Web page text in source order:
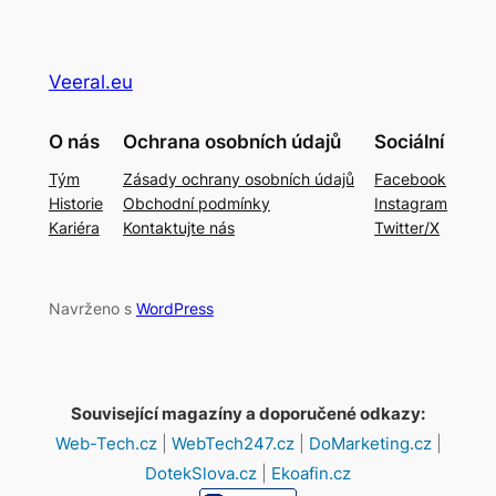
Veeral.eu
O nás
Tým
Historie
Kariéra
Ochrana osobních údajů
Zásady ochrany osobních údajů
Obchodní podmínky
Kontaktujte nás
Sociální
Facebook
Instagram
Twitter/X
Navrženo s WordPress
Související magazíny a doporučené odkazy:
Web-Tech.cz
WebTech247.cz DoMarketing.cz
DotekSlova.cz
Ekoafin.cz